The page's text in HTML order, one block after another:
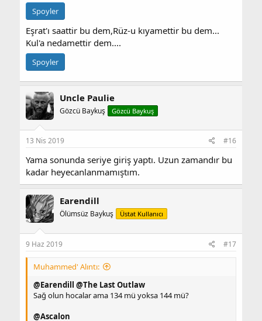
Spoyler
Eşrat'ı saattir bu dem,Rüz-u kıyamettir bu dem...
Kul'a nedamettir dem....
Spoyler
Uncle Paulie
Gözcü Baykuş Gözcü Baykuş
13 Nis 2019 #16
Yama sonunda seriye giriş yaptı. Uzun zamandır bu
kadar heyecanlanmamıştım.
Earendill
Ölümsüz Baykuş Üstat Kullanıcı
9 Haz 2019 #17
Muhammed' Alıntı:
@Earendill @The Last Outlaw
Sağ olun hocalar ama 134 mü yoksa 144 mü?
@Ascalon